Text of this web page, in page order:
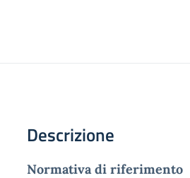
Descrizione
Normativa di riferimento